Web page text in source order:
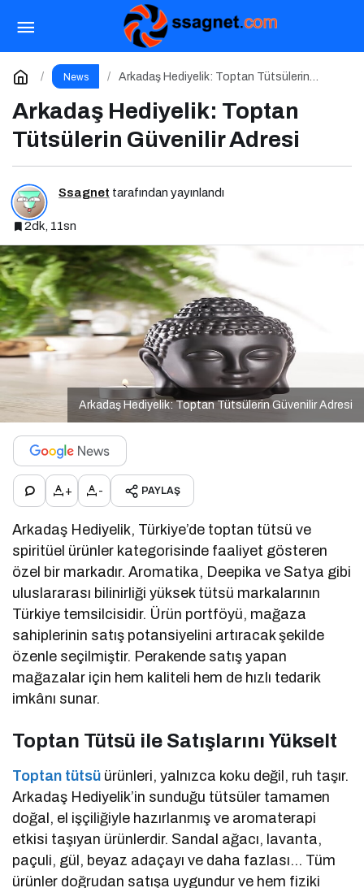
News
Arkadaş Hediyelik: Toptan Tütsülerin
Arkadaş Hediyelik: Toptan
Tütsülerin Güvenilir Adresi
Ssagnet tarafından yayınlandı
2dk, 11sn
Arkadaş Hediyelik: Toptan Tütsülerin Güvenilir Adresi
+ - PAYLAŞ
Arkadaş Hediyelik, Türkiye’de toptan tütsü ve
spiritüel ürünler kategorisinde faaliyet gösteren
özel bir markadır. Aromatika, Deepika ve Satya gibi
uluslararası bilinirliği yüksek tütsü markalarının
Türkiye temsilcisidir. Ürün portföyü, mağaza
sahiplerinin satış potansiyelini artıracak şekilde
özenle seçilmiştir. Perakende satış yapan
mağazalar için hem kaliteli hem de hızlı tedarik
imkânı sunar.
Toptan Tütsü ile Satışlarını Yükselt
Toptan tütsü ürünleri, yalnızca koku değil, ruh taşır.
Arkadaş Hediyelik’in sunduğu tütsüler tamamen
doğal, el işçiliğiyle hazırlanmış ve aromaterapi
etkisi taşıyan ürünlerdir. Sandal ağacı, lavanta,
paçuli, gül, beyaz adaçayı ve daha fazlası… Tüm
ürünler doğrudan satışa uygundur ve hem fiziki
Mitr: Ruhunu Dinlendiren Sessiz Bir Dost
Yorum Yap